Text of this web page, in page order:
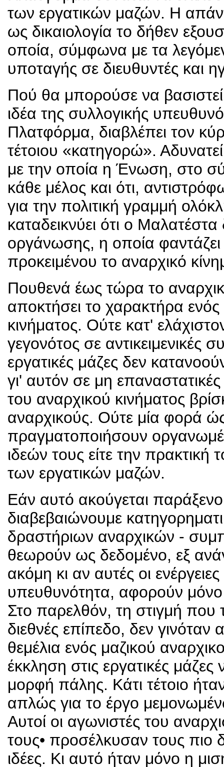
των εργατικών μαζών. Η
ως δικαιολογία το δήθεν
οποία, σύμφωνα με τα
υποταγής σε διευθυντές και
Πού θα μπορούσε να
ιδέα της συλλογικής
Πλατφόρμα, διαβλέπει τον
τέτοιου «κατηγορώ».
με την οποία η Ένωση, στο
κάθε μέλος και ότι,
για την πολιτική γραμμή
καταδεικνύει ότι ο
οργάνωσης, η οποία
προκειμένου το αναρχικό
Πουθενά έως τώρα το
αποκτήσει το χαρακτήρα
κινήματος. Ούτε κατ'
γεγονότος σε αντικειμενικές
εργατικές μάζες δεν
γι' αυτόν σε μη
του αναρχικού κινήματος
αναρχικούς. Ούτε μία φορά
πραγματοποιήσουν
ιδεών τους είτε την
των εργατικών μαζών.
Εάν αυτό ακούγεται
διαβεβαιώνουμε
δραστήριων αναρχικών -
θεωρούν ως δεδομένο, εξ
ακόμη κι αν αυτές οι
υπευθυνότητα, αφορούν
Στο παρελθόν, τη στιγμή που
διεθνές επίπεδο, δεν
θεμέλια ενός μαζικού
έκκληση στις εργατικές
μορφή πάλης. Κάτι τέτοιο
απλώς για το έργο
Αυτοί οι αγωνιστές του
τους• προσέλκυσαν τους πιο
ιδέες. Κι αυτό ήταν μόνο η